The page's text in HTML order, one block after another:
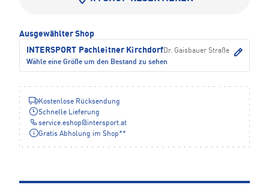
Ausgewählter Shop
INTERSPORT Pachleitner KirchdorfDr. Gaisbauer Straße
Wähle eine Größe um den Bestand zu sehen
Kostenlose Rücksendung
Schnelle Lieferung
service.eshop@ intersport.at
Gratis Abholung im Shop**